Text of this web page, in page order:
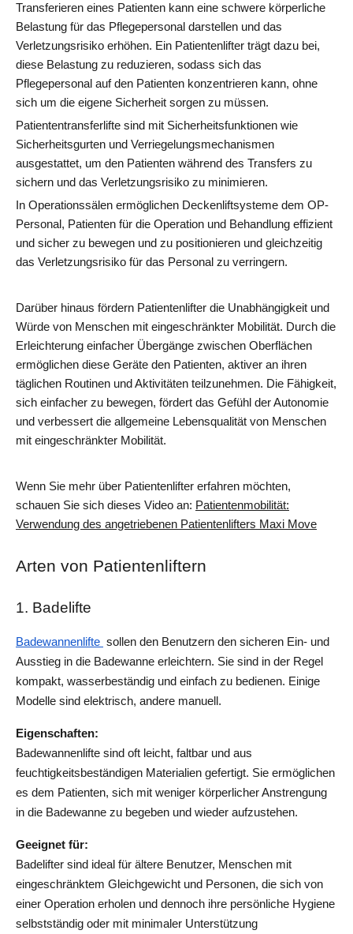
Transferieren eines Patienten kann eine schwere körperliche
Belastung für das Pflegepersonal darstellen und das
Verletzungsrisiko erhöhen. Ein Patientenlifter trägt dazu bei,
diese Belastung zu reduzieren, sodass sich das
Pflegepersonal auf den Patienten konzentrieren kann, ohne
sich um die eigene Sicherheit sorgen zu müssen.
Patiententransferlifte sind mit Sicherheitsfunktionen wie
Sicherheitsgurten und Verriegelungsmechanismen
ausgestattet, um den Patienten während des Transfers zu
sichern und das Verletzungsrisiko zu minimieren.
In Operationssälen ermöglichen Deckenliftsysteme dem OP-
Personal, Patienten für die Operation und Behandlung effizient
und sicher zu bewegen und zu positionieren und gleichzeitig
das Verletzungsrisiko für das Personal zu verringern.
Darüber hinaus fördern Patientenlifter die Unabhängigkeit und
Würde von Menschen mit eingeschränkter Mobilität. Durch die
Erleichterung einfacher Übergänge zwischen Oberflächen
ermöglichen diese Geräte den Patienten, aktiver an ihren
täglichen Routinen und Aktivitäten teilzunehmen. Die Fähigkeit,
sich einfacher zu bewegen, fördert das Gefühl der Autonomie
und verbessert die allgemeine Lebensqualität von Menschen
mit eingeschränkter Mobilität.
Wenn Sie mehr über Patientenlifter erfahren möchten,
schauen Sie sich dieses Video an: Patientenmobilität:
Verwendung des angetriebenen Patientenlifters Maxi Move
Arten von Patientenliftern
1. Badelifte
Badewannenlifte sollen den Benutzern den sicheren Ein- und
Ausstieg in die Badewanne erleichtern. Sie sind in der Regel
kompakt, wasserbeständig und einfach zu bedienen. Einige
Modelle sind elektrisch, andere manuell.
Eigenschaften:
Badewannenlifte sind oft leicht, faltbar und aus
feuchtigkeitsbeständigen Materialien gefertigt. Sie ermöglichen
es dem Patienten, sich mit weniger körperlicher Anstrengung
in die Badewanne zu begeben und wieder aufzustehen.
Geeignet für:
Badelifter sind ideal für ältere Benutzer, Menschen mit
eingeschränktem Gleichgewicht und Personen, die sich von
einer Operation erholen und dennoch ihre persönliche Hygiene
selbstständig oder mit minimaler Unterstützung